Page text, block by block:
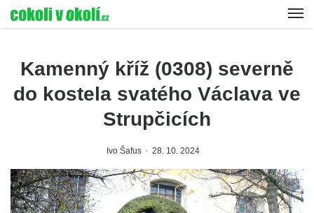
Kamenný kříž (0308) severně
do kostela svatého Václava ve
Strupčicích
Ivo Šafus 28. 10. 2024